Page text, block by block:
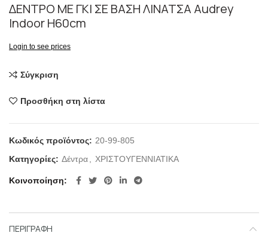
ΔΕΝΤΡΟ ΜΕ ΓΚΙ ΣΕ ΒΑΣΗ ΛΙΝΑΤΣΑ Audrey
Indoor H60cm
Login to see prices
Σύγκριση
Προσθήκη στη λίστα
Κωδικός προϊόντος: 20-99-805
Κατηγορίες: Δέντρα ΧΡΙΣΤΟΥΓΕΝΝΙΑΤΙΚΑ
Κοινοποίηση
ΠΕΡΙΓΡΑΦΉ